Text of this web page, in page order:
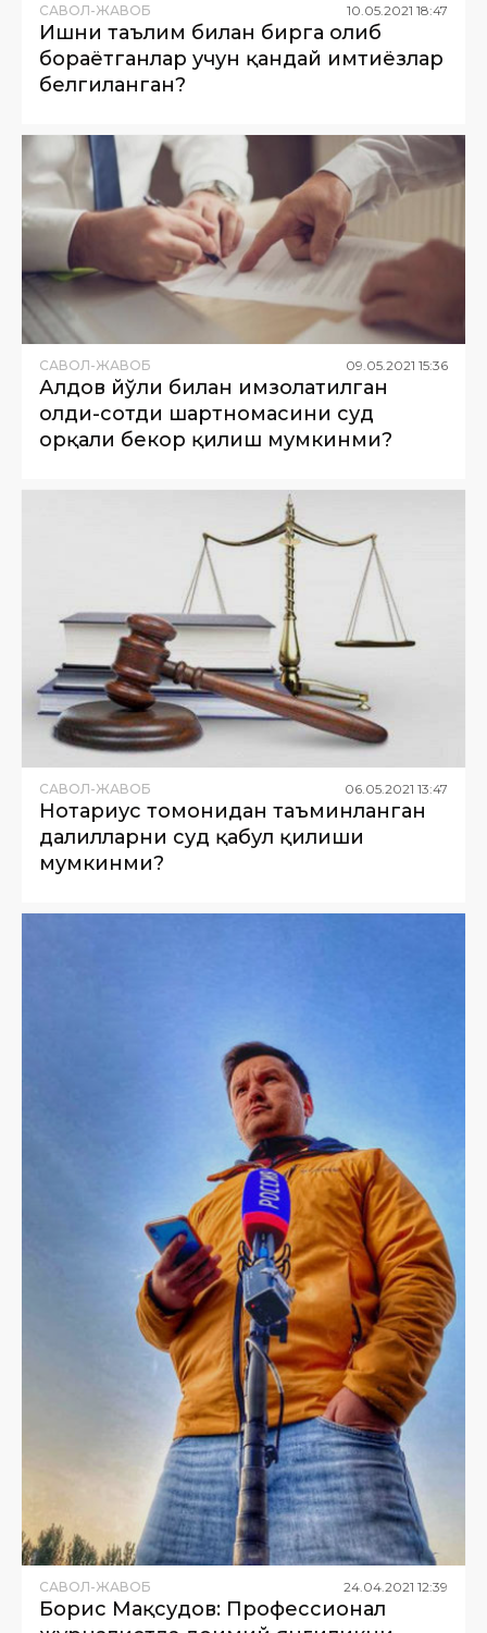
САВОЛ-ЖАВОБ 10 05 2021 18:47
Ишни таълим билан бирга олиб
бораётганлар учун қандай имтиёзлар
белгиланган?
САВОЛ-ЖАВОБ 09 05 2021 15:36
Алдов йўли билан имзолатилган
олди-сотди шартномасини суд
орқали бекор қилиш мумкинми?
САВОЛ-ЖАВОБ 06 05 2021 13:47
Нотариус томонидан таъминланган
далилларни суд қабул қилиши
мумкинми?
САВОЛ-ЖАВОБ 24.04.2021 12:39
Борис Мақсудов: Профессионал